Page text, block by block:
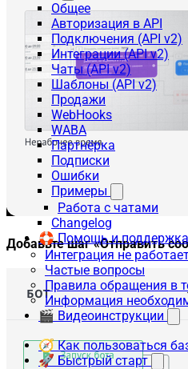
Общее
Авторизация в API
Подключения (API v2)
Интеграции (API v2)
Чаты (API v2)
Шаблоны (API v2)
Продажи
WebHooks
WABA
Партнёрка
Подписки
Ошибки
Примеры
Работа с чатами
Changelog
🛟 Помощь и поддержка
Интеграция не
Частые вопросы
Правила обращения в
Информация
🎬 Видеоинструкции
🧭 Как пользоваться
🚀 Быстрый старт
Добавьте шаг «Отправить